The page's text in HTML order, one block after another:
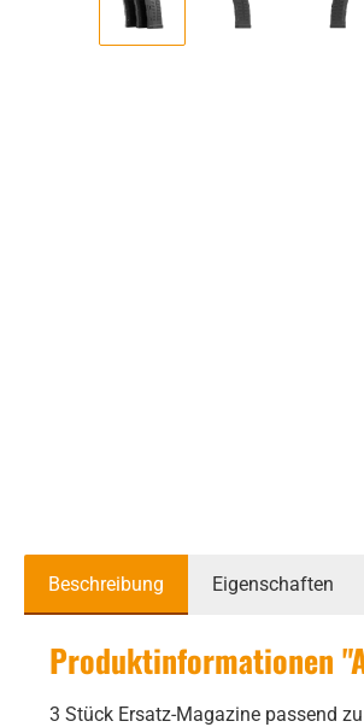
Beschreibung Eigenschaften
Produktinformationen
3 Stück Ersatz-Magazine passend